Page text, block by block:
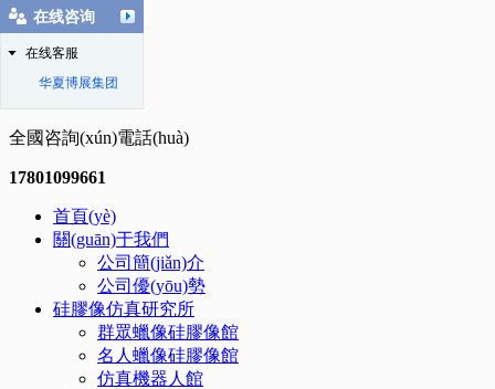
全國咨詢(xún)電話(huà)
17801099661
首頁(yè)
關(guān)于我們
公司簡(jiǎn)介
公司優(yōu)勢
硅膠像仿真研究所
群眾蠟像硅膠像館
名人蠟像硅膠像館
仿真機器人館
在线咨询
在线客服
华夏博展集团